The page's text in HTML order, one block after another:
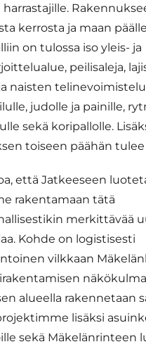
kerrosta ja maan
on tulossa iso yleis- ja
peilisaleja,
naisten
judolle ja painille,
sekä koripallolle.
toiseen päähän
että Jatkeeseen
rakentamaan tätä
merkittävää
Kohde on logistisesti
vilkkaan
alueella rakennetaan
lisäksi
sekä Mäkelänrinteen